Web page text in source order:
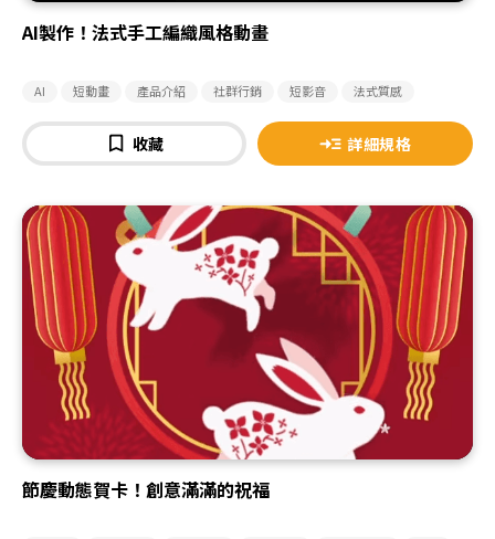
AI製作！法式手工編織風格動畫
AI 短動畫 產品介紹 社群行銷 短影音 法式質感
收藏 詳細規格
節慶動態賀卡！創意滿滿的祝福